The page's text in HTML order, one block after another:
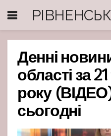
Денні
області за
року
сьогодні